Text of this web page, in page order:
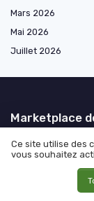
Mars 2026
Mai 2026
Juillet 2026
Marketplace
Gérer l’amplitude
Ce site utilise des
vous souhaitez